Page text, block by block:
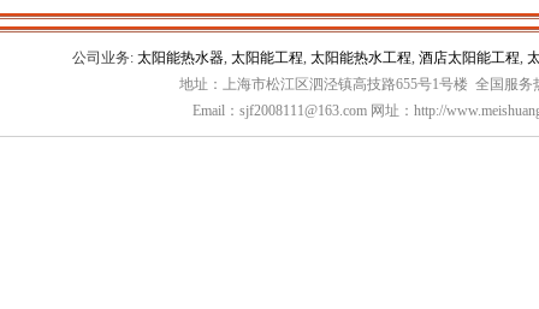
公司业务: 太阳能热水器, 太阳能工程, 太阳能热水工程, 酒店太阳能工程,
地址：上海市松江区泗泾镇高技路655号1号楼 全国服务
Email：sjf2008111@163.com 网址：http://